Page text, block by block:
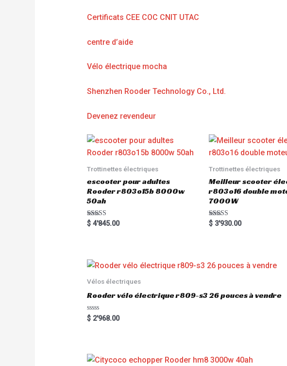
Certificats CEE COC CNIT UTAC
centre d’aide
Vélo électrique mocha
Shenzhen Rooder Technology Co., Ltd.
Devenez revendeur
Trottinettes électriques
escooter pour adultes
Rooder r803o15b 8000w
50ah
Rated
5.00
$4'845.00
Trottinettes électriques
Meilleur scooter
r803o16 double
7000W
Rated
5.00
$ 3'930.00
Vélos électriques
Rooder vélo électrique r809-s3 26 pouces à vendre
R
a
o
u
$2'968.00